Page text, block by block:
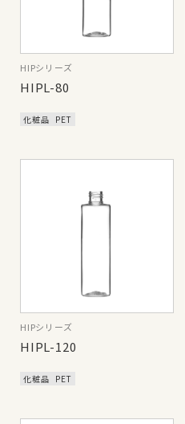
HIPシリーズ
HIPL-80
化粧品 PET
HIPシリーズ
HIPL-120
化粧品 PET